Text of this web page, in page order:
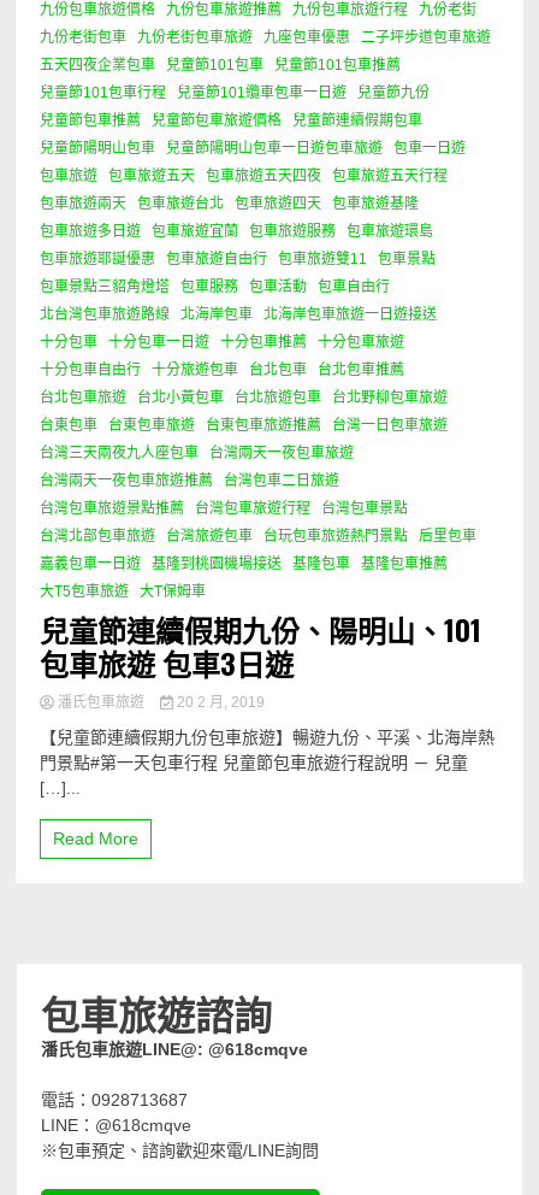
九份包車旅遊價格
九份包車旅遊推薦 九份包車旅遊行程
九份老街
九份老街包車
九份老街包車旅遊 九座包車優惠
二子坪步道包車旅遊
五天四夜企業包車
兒童節101包車
兒童節101包車推薦
兒童節101包車行程
兒童節101纜車包車一日遊
兒童節九份
兒童節包車推薦
兒童節包車旅遊價格
兒童節連續假期包車
兒童節陽明山包車
兒童節陽明山包車一日遊包車旅遊
包車一日遊
包車旅遊
包車旅遊五天 包車旅遊五天四夜
包車旅遊五天行程
包車旅遊兩天
包車旅遊台北 包車旅遊四天
包車旅遊基隆
包車旅遊多日遊
包車旅遊宜蘭 包車旅遊服務
包車旅遊環島
包車旅遊耶誕優惠
包車旅遊自由行 包車旅遊雙11
包車景點
包車景點三貂角燈塔
包車服務 包車活動
包車自由行
北台灣包車旅遊路線
北海岸包車
北海岸包車旅遊一日遊接送
十分包車
十分包車一日遊 十分包車推薦
十分包車旅遊
十分包車自由行
十分旅遊包車 台北包車
台北包車推薦
台北包車旅遊
台北小黃包車 台北旅遊包車
台北野柳包車旅遊
台東包車
台東包車旅遊 台東包車旅遊推薦
台灣一日包車旅遊
台灣三天兩夜九人座包車
台灣兩天一夜包車旅遊
台灣兩天一夜包車旅遊推薦
台灣包車二日旅遊
台灣包車旅遊景點推薦
台灣包車旅遊行程
台灣包車景點
台灣北部包車旅遊
台灣旅遊包車 台玩包車旅遊熱門景點
后里包車
嘉義包車一日遊
基隆到桃園機場接送 基隆包車
基隆包車推薦
大T5包車旅遊
大T保姆車
兒童節連續假期九份、陽明山、101
包車旅遊 包車3日遊
潘氏包車旅遊 20 2 月, 2019
【兒童節連續假期九份包車旅遊】暢遊九份、平溪、北海岸熱
門景點#第一天包車行程 兒童節包車旅遊行程說明 － 兒童
[…]...
Read More
包車旅遊諮詢
潘氏包車旅遊LINE@: @618cmqve
電話：0928713687
LINE：@618cmqve
※包車預定、諮詢歡迎來電/LINE詢問